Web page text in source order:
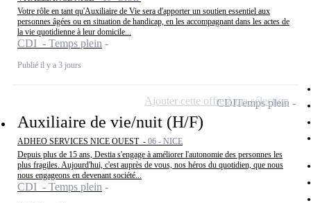
Votre rôle en tant qu'Auxiliaire de Vie sera d'apporter un soutien essentiel aux
personnes âgées ou en situation de handicap, en les accompagnant dans les actes de
la vie quotidienne à leur domicile...
CDI - Temps plein
Publié il y a 3 jours
Auxiliaire de vie/nuit (H/F)
ADHEO SERVICES NICE OUEST - 06 - NICE
Depuis plus de 15 ans, Destia s'engage à améliorer l'autonomie des personnes les
plus fragiles. Aujourd'hui, c'est auprès de vous, nos héros du quotidien, que nous
nous engageons en devenant société...
CDI - Temps plein
CDITemps plein
Ajouter cette offre à ma sélection